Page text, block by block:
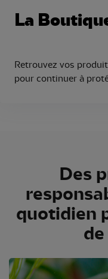
La
Retrouvez vos
pour continuer à
Des
quotidien